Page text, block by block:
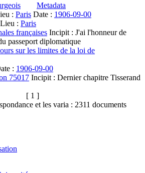
Metadata
: Paris Date : 1906-09-00
Lieu : Paris
françaises Incipit : J'ai l'honneur de
passeport diplomatique
sur les limites de la loi de
: 1906-09-00
75017 Incipit : Dernier chapitre Tisserand
[ 1 ]
et les varia : 2311 documents